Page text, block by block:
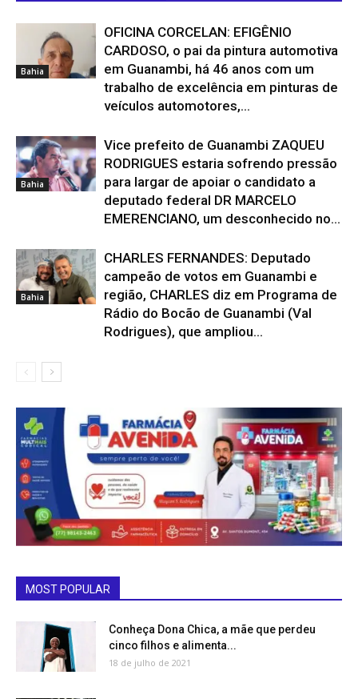
Bahia
OFICINA CORCELAN: EFIGÊNIO
CARDOSO, o pai da pintura automotiva
em Guanambi, há 46 anos com um
trabalho de excelência em pinturas de
veículos automotores,...
Bahia
Vice prefeito de Guanambi ZAQUEU
RODRIGUES estaria sofrendo pressão
para largar de apoiar o candidato a
deputado federal DR MARCELO
EMERENCIANO, um desconhecido no...
Bahia
CHARLES FERNANDES: Deputado
campeão de votos em Guanambi e
região, CHARLES diz em Programa de
Rádio do Bocão de Guanambi (Val
Rodrigues), que ampliou...
MOST POPULAR
Conheça Dona Chica, a mãe que perdeu
cinco filhos e alimenta...
18 de julho de 2021